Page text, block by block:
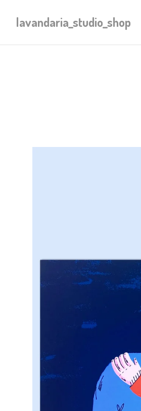
lavandaria_studio_shop